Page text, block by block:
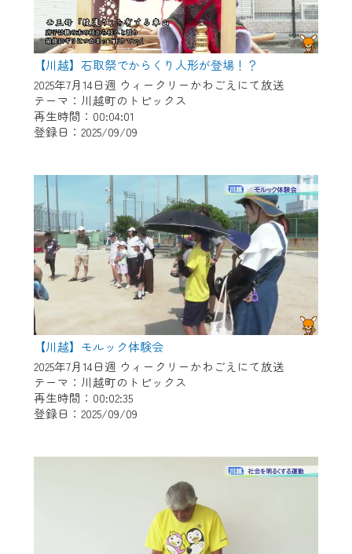
【川越】石取祭でからくり人形が登場！？
2025年7月14日週 ウィークリーかわごえにて放送
テーマ：川越町のトピックス
再生時間：00:04:01
登録日：2025/09/09
【川越】モルック体験会
2025年7月14日週 ウィークリーかわごえにて放送
テーマ：川越町のトピックス
再生時間：00:02:35
登録日：2025/09/09